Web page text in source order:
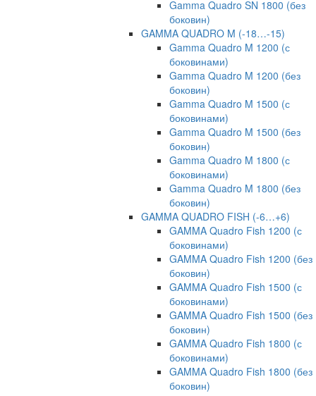
Gamma Quadro SN 1800 (без
боковин)
GAMMA QUADRO M (-18…-15)
Gamma Quadro M 1200 (с
боковинами)
Gamma Quadro M 1200 (без
боковин)
Gamma Quadro M 1500 (с
боковинами)
Gamma Quadro M 1500 (без
боковин)
Gamma Quadro M 1800 (с
боковинами)
Gamma Quadro M 1800 (без
боковин)
GAMMA QUADRO FISH (-6…+6)
GAMMA Quadro Fish 1200 (с
боковинами)
GAMMA Quadro Fish 1200 (без
боковин)
GAMMA Quadro Fish 1500 (с
боковинами)
GAMMA Quadro Fish 1500 (без
боковин)
GAMMA Quadro Fish 1800 (с
боковинами)
GAMMA Quadro Fish 1800 (без
боковин)